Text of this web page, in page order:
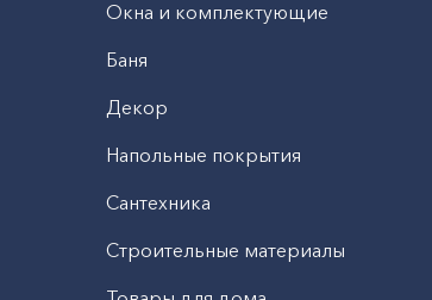
Окна и комплектующие
Баня
Декор
Напольные покрытия
Сантехника
Строительные материалы